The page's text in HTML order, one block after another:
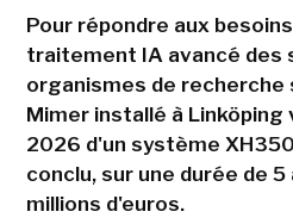
Pour répondre aux
traitement IA avancé des
organismes de
Mimer installé à Linköping
2026 d'un système
conclu, sur une durée de
millions d'euros.